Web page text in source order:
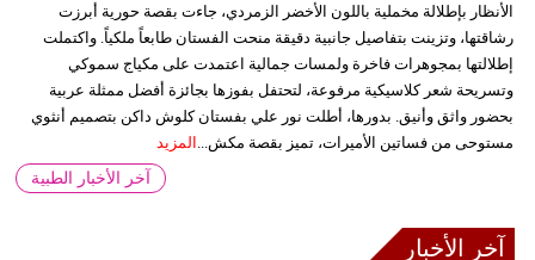
الأنظار بإطلالة مخملية باللون الأخضر الزمردي، جاءت بقصة حورية أبرزت
رشاقتها، وتزينت بتفاصيل جانبية دقيقة منحت الفستان طابعاً ملكياً. واكتملت
إطلالتها بمجوهرات فاخرة ولمسات جمالية اعتمدت على مكياج سموكي
وتسريحة شعر كلاسيكية مرفوعة، لتحتفل بفوزها بجائزة أفضل ممثلة عربية
بحضور واثق وأنيق. بدورها، أطلت نور علي بفستان كلوش داكن بتصميم أنثوي
مستوحى من فساتين الأميرات، تميز بقصة مكش...
المزيد
آخر الأخبار الطبية
آخر الأخبار